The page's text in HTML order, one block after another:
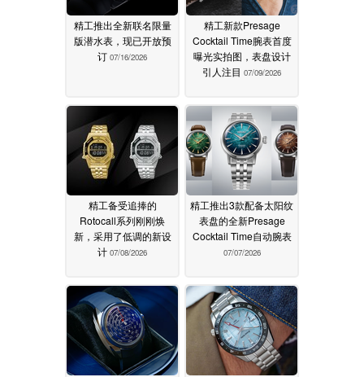
精工推出全新联名限量
版潜水表，现已开放预
订 07/16/2026
精工新款Presage
Cocktail Time腕表首度
曝光实拍图，表盘设计
引人注目 07/09/2026
精工备受追捧的
Rotocall系列刚刚焕
新，采用了低调的新设
计 07/08/2026
精工推出3款配备太阳纹
表盘的全新Presage
Cocktail Time自动腕表
07/07/2026